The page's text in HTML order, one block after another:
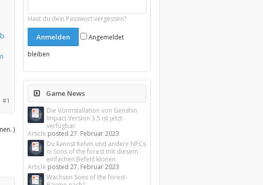
#1
)
Hast du dein Passwort vergessen?
Angemeldet
bleiben
Game News
Die Vorinstallation von Genshin
Impact Version 3.5 ist jetzt
verfügbar
Article posted27. Februar 2023
Du kannst Kelvin und andere NPCs
in Sons of the forest mit diesem
einfachen Befehl klonen
Article posted27. Februar 2023
Wachsen Sons of the forest-